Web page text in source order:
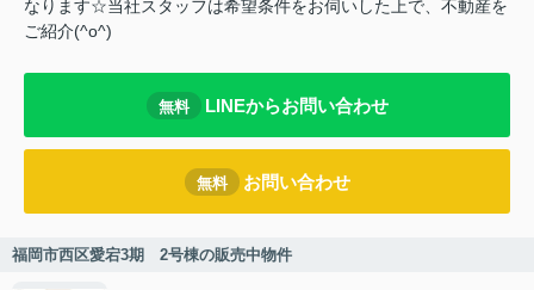
なります☆当社スタッフは希望条件をお伺いした上で、不動産を
ご紹介(^o^)
無料 LINEからお問い合わせ
無料 お問い合わせ
福岡市西区愛宕3期 2号棟の販売中物件